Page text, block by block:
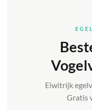
Eiwitrijk
Gratis